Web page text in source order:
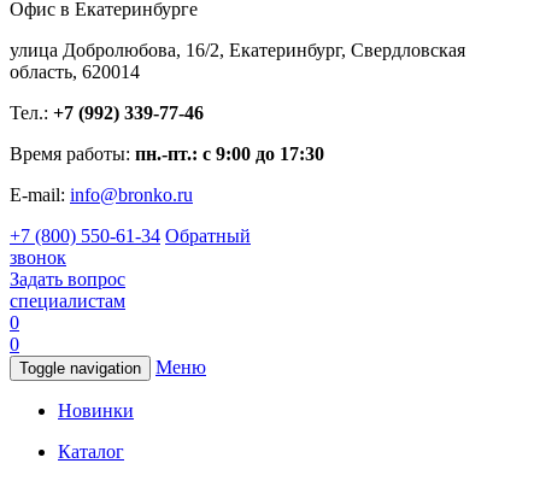
Офис в Екатеринбурге
улица Добролюбова, 16/2, Екатеринбург, Свердловская
область, 620014
Тел.: +7 (992) 339-77-46
Время работы: пн.-пт.: с 9:00 до 17:30
E-mail: info@bronko.ru
+7 (800) 550-61-34 Обратный
звонок
Задать вопрос
специалистам
0
0
Toggle navigation Меню
Новинки
Каталог